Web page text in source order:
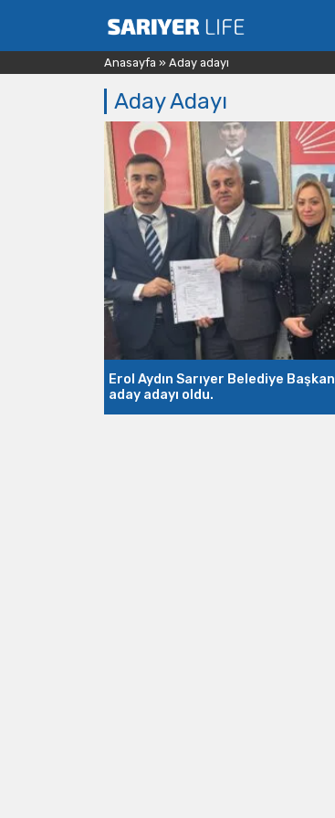
Anasayfa » Aday adayı
Aday Adayı
Erol Aydın Sarıyer Belediye Başkan
aday adayı oldu.